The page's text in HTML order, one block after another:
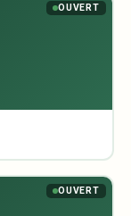
OUVERT
OUVERT